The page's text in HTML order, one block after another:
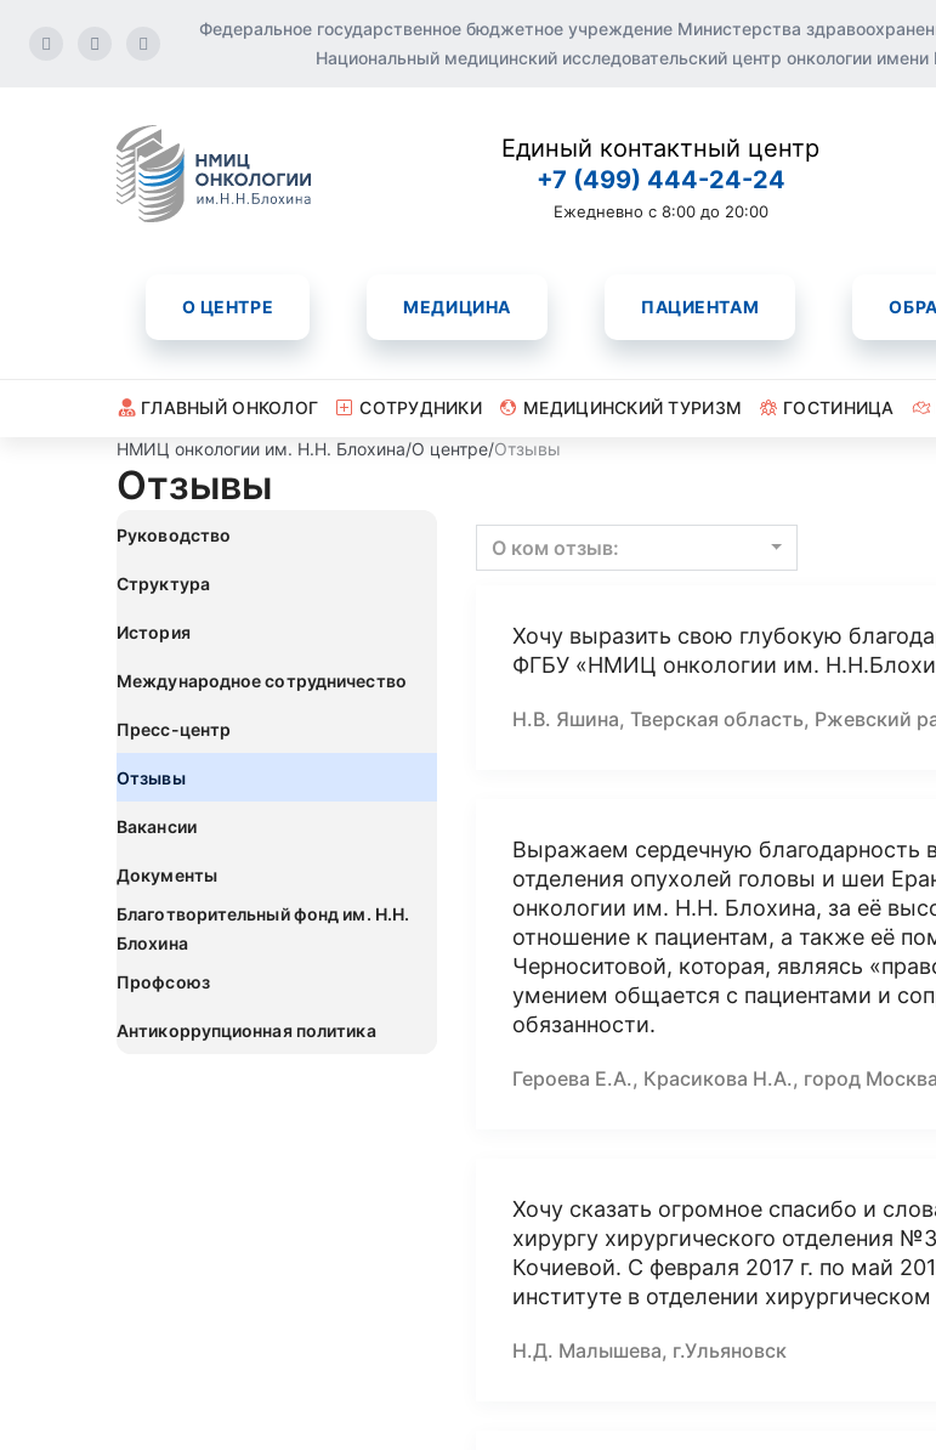
Федеральное государственное бюджетное учреждение Министерства
Национальный медицинский исследовательский центр онкологии
Единый контактный центр
+7 (499) 444-24-24
Ежедневно с 8:00 до 20:00
О ЦЕНТРЕ МЕДИЦИНА ПАЦИЕНТАМ
ГЛАВНЫЙ ОНКОЛОГ СОТРУДНИКИ МЕДИЦИНСКИЙ ТУРИЗМ ГОСТИНИЦА
НМИЦ онкологии им. Н.Н. Блохина/О центре/Отзывы
Отзывы
Руководство
Структура
История
Международное сотрудничество
Пресс-центр
Отзывы
Вакансии
Документы
Благотворительный фонд им. Н.Н.
Блохина
Профсоюз
Антикоррупционная политика
О ком отзыв:
Хочу выразить свою глубокую
ФГБУ «НМИЦ онкологии им.
Н.В. Яшина, Тверская область, Ржевский
Выражаем сердечную благодарность
отделения опухолей головы и шеи
онкологии им. Н.Н. Блохина, за её
отношение к пациентам, а также её
Черноситовой, которая, являясь
умением общается с пациентами и
обязанности.
Героева Е.А., Красикова Н.А., город Москва
Хочу сказать огромное спасибо и
хирургу хирургического отделения
Кочиевой. С февраля 2017 г. по май
институте в отделении
Н.Д. Малышева, г.Ульяновск